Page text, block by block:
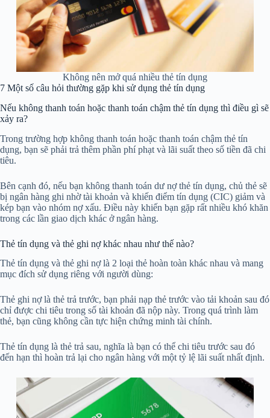
Không nên mở quá nhiều thẻ tín dụng
7 Một số câu hỏi thường gặp khi sử dụng thẻ tín dụng
Nếu không thanh toán hoặc thanh toán chậm thẻ tín dụng thì điều gì sẽ
xảy ra?
Trong trường hợp không thanh toán hoặc thanh toán chậm thẻ tín
dụng, bạn sẽ phải trả thêm phần phí phạt và lãi suất theo số tiền đã chi
tiêu.
Bên cạnh đó, nếu bạn không thanh toán dư nợ thẻ tín dụng, chủ thẻ sẽ
bị ngân hàng ghi nhờ tài khoản và khiến điểm tín dụng (CIC) giảm và
kép bạn vào nhóm nợ xấu. Điều này khiến bạn gặp rất nhiều khó khăn
trong các lần giao dịch khác ở ngân hàng.
Thẻ tín dụng và thẻ ghi nợ khác nhau như thế nào?
Thẻ tín dụng và thẻ ghi nợ là 2 loại thẻ hoàn toàn khác nhau và mang
mục đích sử dụng riêng với người dùng:
Thẻ ghi nợ là thẻ trả trước, bạn phải nạp thẻ trước vào tải khoản sau đó
chỉ được chi tiêu trong số tài khoản đã nộp này. Trong quá trình làm
thẻ, bạn cũng không cần tực hiện chứng minh tài chính.
Thẻ tín dụng là thẻ trả sau, nghĩa là bạn có thể chi tiêu trước sau đó
đến hạn thì hoàn trả lại cho ngân hàng với một tỷ lệ lãi suất nhất định.